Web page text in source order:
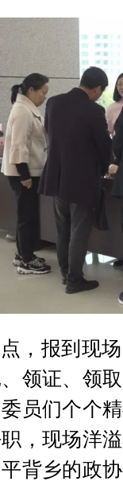
点，报到现
领证、领
员们个个
，现场洋
背乡的政